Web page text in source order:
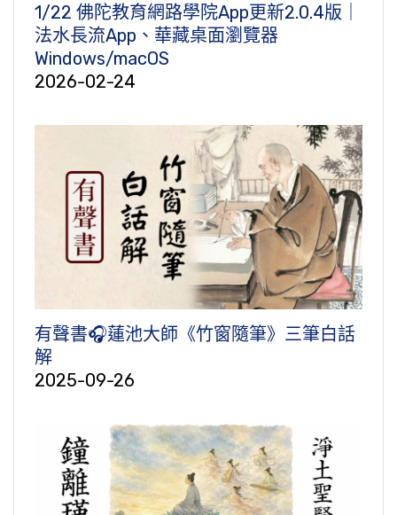
1/22 佛陀教育網路學院App更新2.0.4版｜
法水長流App、華藏桌面瀏覽器
Windows/macOS
2026-02-24
有聲書🎧蓮池大師《竹窗隨筆》三筆白話
解
2025-09-26